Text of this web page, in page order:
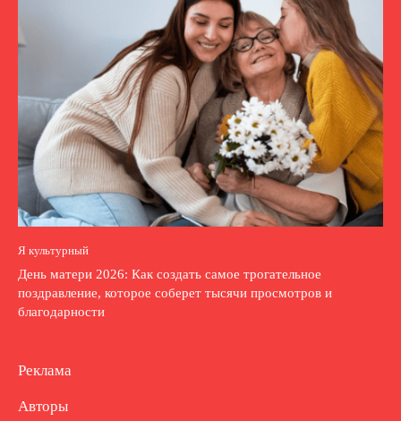
Я культурный
День матери 2026: Как создать самое трогательное
поздравление, которое соберет тысячи просмотров и
благодарности
Реклама
Авторы